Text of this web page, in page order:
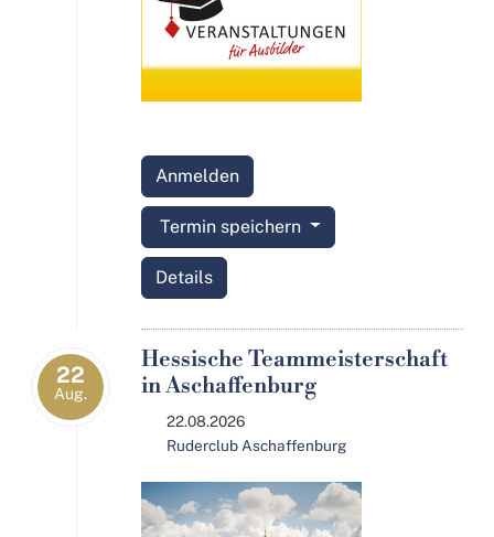
Anmelden
Termin speichern
Details
22
Aug.
Hessische Teammeisterschaft
in Aschaffenburg
22.08.2026
Ruderclub Aschaffenburg